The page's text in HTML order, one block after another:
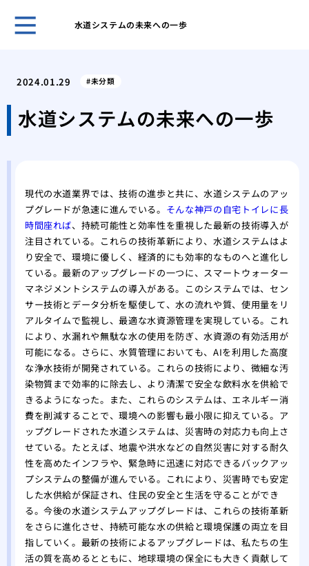
水道システムの未来への一歩
築
高
2024.01.29 未分類
水道システムの未来への一歩
現代の水道業界では、技術の進歩と共に、水道システムのアッ
プグレードが急速に進んでいる。 そんな神戸の自宅トイレに長
時間座れば、持続可能性と効率性を重視した最新の技術導入が
注目されている。これらの技術革新により、水道システムはよ
り安全で、環境に優しく、経済的にも効率的なものへと進化し
ている。最新のアップグレードの一つに、スマートウォーター
マネジメントシステムの導入がある。このシステムでは、セン
サー技術とデータ分析を駆使して、水の流れや質、使用量をリ
アルタイムで監視し、最適な水資源管理を実現している。これ
により、水漏れや無駄な水の使用を防ぎ、水資源の有効活用が
可能になる。さらに、水質管理においても、AIを利用した高度
な浄水技術が開発されている。これらの技術により、微細な汚
染物質まで効率的に除去し、より清潔で安全な飲料水を供給で
きるようになった。また、これらのシステムは、エネルギー消
費を削減することで、環境への影響も最小限に抑えている。ア
ップグレードされた水道システムは、災害時の対応力も向上さ
せている。たとえば、地震や洪水などの自然災害に対する耐久
性を高めたインフラや、緊急時に迅速に対応できるバックアッ
プシステムの整備が進んでいる。これにより、災害時でも安定
した水供給が保証され、住民の安全と生活を守ることができ
る。今後の水道システムアップグレードは、これらの技術革新
をさらに進化させ、持続可能な水の供給と環境保護の両立を目
指していく。最新の技術によるアップグレードは、私たちの生
活の質を高めるとともに、地球環境の保全にも大きく貢献して